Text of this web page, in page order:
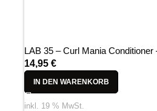
LAB 35 – Curl Mania Conditioner
14,95 €
IN DEN WARENKORB
inkl. 19 % MwSt.